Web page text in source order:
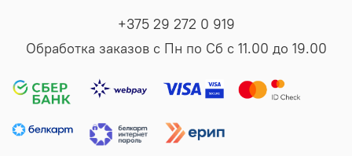
+375 29 272 0 919
Обработка заказов с Пн по Сб с 11.00 до 19.00